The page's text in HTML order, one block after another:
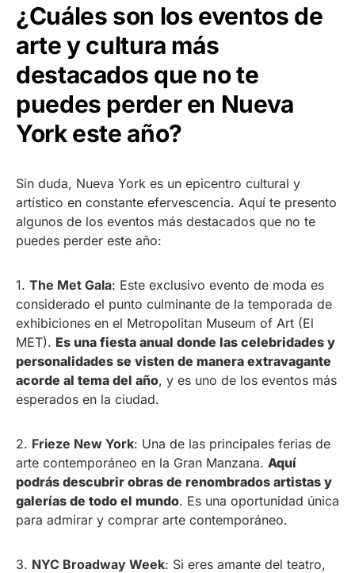
¿Cuáles son los eventos de
arte y cultura más
destacados que no te
puedes perder en Nueva
York este año?
Sin duda, Nueva York es un epicentro cultural y
artístico en constante efervescencia. Aquí te presento
algunos de los eventos más destacados que no te
puedes perder este año:
1. The Met Gala: Este exclusivo evento de moda es
considerado el punto culminante de la temporada de
exhibiciones en el Metropolitan Museum of Art (El
MET). Es una fiesta anual donde las celebridades y
personalidades se visten de manera extravagante
acorde al tema del año, y es uno de los eventos más
esperados en la ciudad.
2. Frieze New York: Una de las principales ferias de
arte contemporáneo en la Gran Manzana. Aquí
podrás descubrir obras de renombrados artistas y
galerías de todo el mundo. Es una oportunidad única
para admirar y comprar arte contemporáneo.
3. NYC Broadway Week: Si eres amante del teatro,